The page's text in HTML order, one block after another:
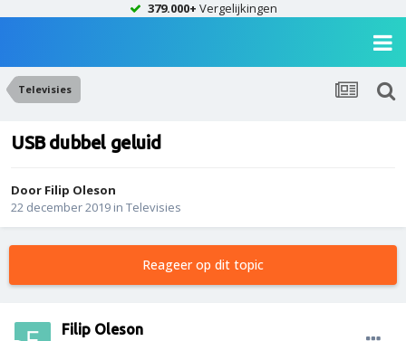
379.000+ Vergelijkingen
Televisies
USB dubbel geluid
Door Filip Oleson
22 december 2019 in Televisies
Reageer op dit topic
Filip Oleson